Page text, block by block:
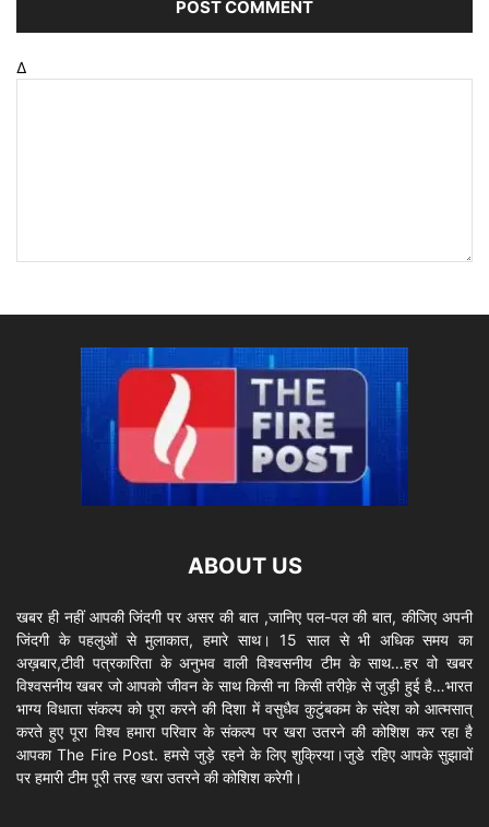
Δ
ABOUT US
खबर ही नहीं आपकी जिंदगी पर असर की बात ,जानिए पल-पल की बात, कीजिए अपनी
जिंदगी के पहलुओं से मुलाकात, हमारे साथ। 15 साल से भी अधिक समय का
अख़बार,टीवी पत्रकारिता के अनुभव वाली विश्वसनीय टीम के साथ…हर वो खबर
विश्वसनीय खबर जो आपको जीवन के साथ किसी ना किसी तरीक़े से जुड़ी हुई है…भारत
भाग्य विधाता संकल्प को पूरा करने की दिशा में वसुधैव कुटुंबकम के संदेश को आत्मसात्
करते हुए पूरा विश्व हमारा परिवार के संकल्प पर खरा उतरने की कोशिश कर रहा है
आपका The Fire Post. हमसे जुड़े रहने के लिए शुक्रिया।जुडे रहिए आपके सुझावों
पर हमारी टीम पूरी तरह खरा उतरने की कोशिश करेगी।